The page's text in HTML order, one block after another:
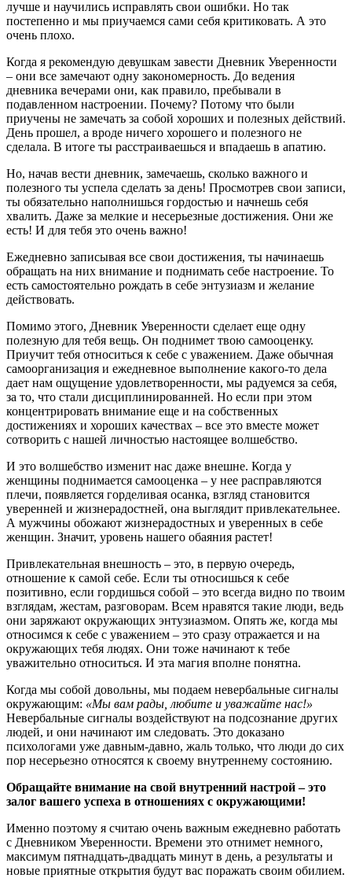
лучше и научились исправлять свои ошибки. Но так
постепенно и мы приучаемся сами себя критиковать. А это
очень плохо.
Когда я рекомендую девушкам завести Дневник Уверенности
– они все замечают одну закономерность. До ведения
дневника вечерами они, как правило, пребывали в
подавленном настроении. Почему? Потому что были
приучены не замечать за собой хороших и полезных действий.
День прошел, а вроде ничего хорошего и полезного не
сделала. В итоге ты расстраиваешься и впадаешь в апатию.
Но, начав вести дневник, замечаешь, сколько важного и
полезного ты успела сделать за день! Просмотрев свои записи,
ты обязательно наполнишься гордостью и начнешь себя
хвалить. Даже за мелкие и несерьезные достижения. Они же
есть! И для тебя это очень важно!
Ежедневно записывая все свои достижения, ты начинаешь
обращать на них внимание и поднимать себе настроение. То
есть самостоятельно рождать в себе энтузиазм и желание
действовать.
Помимо этого, Дневник Уверенности сделает еще одну
полезную для тебя вещь. Он поднимет твою самооценку.
Приучит тебя относиться к себе с уважением. Даже обычная
самоорганизация и ежедневное выполнение какого-то дела
дает нам ощущение удовлетворенности, мы радуемся за себя,
за то, что стали дисциплинированней. Но если при этом
концентрировать внимание еще и на собственных
достижениях и хороших качествах – все это вместе может
сотворить с нашей личностью настоящее волшебство.
И это волшебство изменит нас даже внешне. Когда у
женщины поднимается самооценка – у нее расправляются
плечи, появляется горделивая осанка, взгляд становится
уверенней и жизнерадостней, она выглядит привлекательнее.
А мужчины обожают жизнерадостных и уверенных в себе
женщин. Значит, уровень нашего обаяния растет!
Привлекательная внешность – это, в первую очередь,
отношение к самой себе. Если ты относишься к себе
позитивно, если гордишься собой – это всегда видно по твоим
взглядам, жестам, разговорам. Всем нравятся такие люди, ведь
они заряжают окружающих энтузиазмом. Опять же, когда мы
относимся к себе с уважением – это сразу отражается и на
окружающих тебя людях. Они тоже начинают к тебе
уважительно относиться. И эта магия вполне понятна.
Когда мы собой довольны, мы подаем невербальные сигналы
окружающим: «Мы вам рады, любите и уважайте нас!»
Невербальные сигналы воздействуют на подсознание других
людей, и они начинают им следовать. Это доказано
психологами уже давным-давно, жаль только, что люди до сих
пор несерьезно относятся к своему внутреннему состоянию.
Обращайте внимание на свой внутренний настрой – это
залог вашего успеха в отношениях с окружающими!
Именно поэтому я считаю очень важным ежедневно работать
с Дневником Уверенности. Времени это отнимет немного,
максимум пятнадцать-двадцать минут в день, а результаты и
новые приятные открытия будут вас поражать своим обилием.